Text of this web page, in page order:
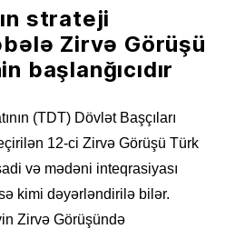
strateji
Zirvə Görüşü
başlanğıcıdır
(TDT) Dövlət Başçıları
12-ci Zirvə Görüşü Türk
və mədəni inteqrasiyası
kimi dəyərləndirilə bilər.
Zirvə Görüşündə